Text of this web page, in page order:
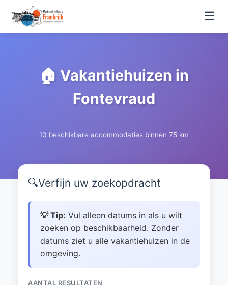
☰
🏠 Vakantiehuizen in
Fontevraud
10 beschikbare accommodaties binnen 75 km
🔍Verfijn uw zoekopdracht
💡 Tip: Vul alleen datums in als u wilt
zoeken op beschikbaarheid. Zonder
datums ziet u alle vakantiehuizen in de
omgeving.
AANTAL RESULTATEN